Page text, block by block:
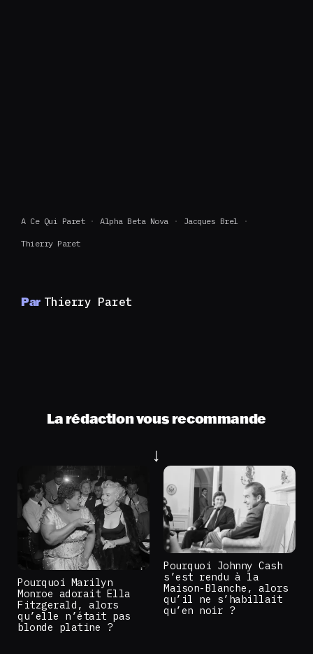
A Ce Qui Paret Alpha Beta Nova Jacques Brel
Thierry Paret
Par Thierry Paret
La rédaction vous recommande
Pourquoi Marilyn
Monroe adorait Ella
Fitzgerald, alors
qu’elle n’était pas
blonde platine ?
Pourquoi Johnny Cash
s’est rendu à la
Maison-Blanche, alors
qu’il ne s’habillait
qu’en noir ?